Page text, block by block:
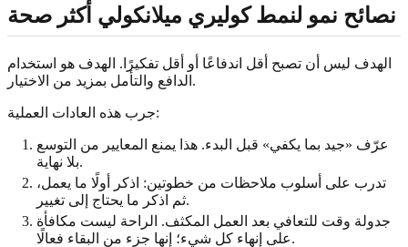
نصائح نمو لنمط كوليري ميلانكولي أكثر صحة
الهدف ليس أن تصبح أقل اندفاعًا أو أقل تفكيرًا. الهدف هو استخدام
الدافع والتأمل بمزيد من الاختيار.
جرب هذه العادات العملية:
عرّف «جيد بما يكفي» قبل البدء. هذا يمنع المعايير من التوسع
بلا نهاية.
تدرب على أسلوب ملاحظات من خطوتين: اذكر أولًا ما يعمل،
ثم اذكر ما يحتاج إلى تغيير.
جدولة وقت للتعافي بعد العمل المكثف. الراحة ليست مكافأة
على إنهاء كل شيء؛ إنها جزء من البقاء فعالًا.